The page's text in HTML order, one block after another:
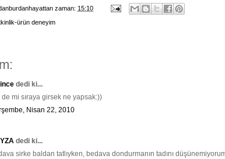
zaman: 15:10
ürün deneyim
dedi ki...
de mi sıraya girsek ne yapsak:))
Nisan 22, 2010
dedi ki...
sirke baldan tatlıyken, bedava dondurmanın tadını